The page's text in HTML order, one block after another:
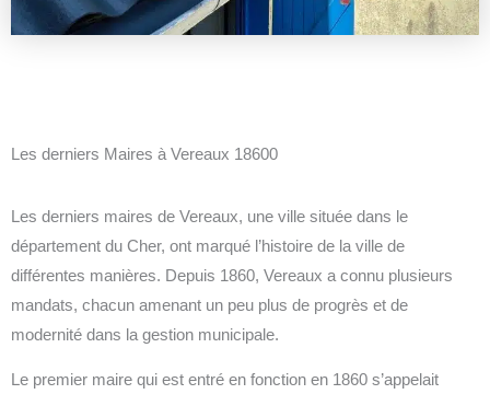
Les derniers Maires à Vereaux 18600
Les derniers maires de Vereaux, une ville située dans le
département du Cher, ont marqué l’histoire de la ville de
différentes manières. Depuis 1860, Vereaux a connu plusieurs
mandats, chacun amenant un peu plus de progrès et de
modernité dans la gestion municipale.
Le premier maire qui est entré en fonction en 1860 s’appelait